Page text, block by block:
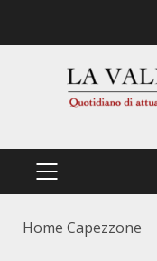
PRIMÄRES
Home Capezzone